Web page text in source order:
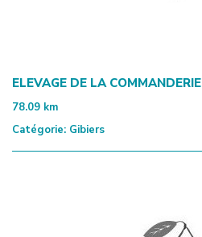
ELEVAGE DE LA COMMANDERIE
78.09 km
Catégorie: Gibiers